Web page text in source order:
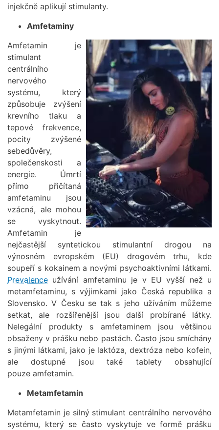
injekčně aplikují stimulanty.
Amfetaminy
Obrázek
Amfetamin je
stimulant
centrálního
nervového
systému, který
způsobuje zvýšení
krevního tlaku a
tepové frekvence,
pocity zvýšené
sebedůvěry,
společenskosti a
energie. Úmrtí
přímo přičítaná
amfetaminu jsou
vzácná, ale mohou
se vyskytnout.
Amfetamin je
nejčastější syntetickou stimulantní drogou na
výnosném evropském (EU) drogovém trhu, kde
soupeří s kokainem a novými psychoaktivními látkami.
Prevalence užívání amfetaminu je v EU vyšší než u
metamfetaminu, s výjimkami jako Česká republika a
Slovensko. V Česku se tak s jeho užíváním můžeme
setkat, ale rozšířenější jsou další probírané látky.
Nelegální produkty s amfetaminem jsou většinou
obsaženy v prášku nebo pastách. Často jsou smíchány
s jinými látkami, jako je laktóza, dextróza nebo kofein,
ale dostupné jsou také tablety obsahující
pouze amfetamin.
Metamfetamin
Metamfetamin je silný stimulant centrálního nervového
systému, který se často vyskytuje ve formě prášku